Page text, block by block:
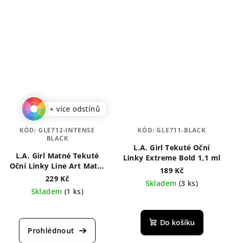
+ více odstínů
L.A. Girl Matné Tekuté
Oční Linky Line Art Matte
0,4 ml
229 Kč
Skladem (1 ks)
hodnocení
produktu
KÓD: GLE712-INTENSE
BLACK
L.A. Girl Tekuté Oční
Linky Extreme Bold 1,1 ml
189 Kč
Skladem (3 ks)
hodnocení
produktu
Do košíku
KÓD:GLE711-BLACK